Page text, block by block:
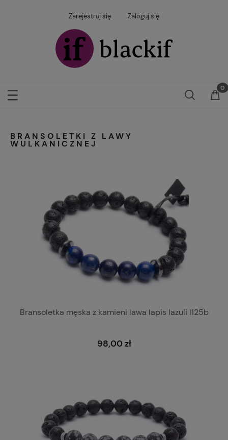
Zarejestruj się Zaloguj się
BRANSOLETKI Z LAWY
WULKANICZNEJ
Bransoletka męska z kamieni lawa lapis lazuli l125b
98,00 zł